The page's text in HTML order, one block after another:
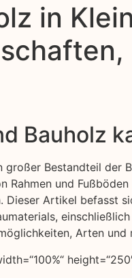
in
Bauholz
großer Bestandteil der
Rahmen und
Dieser Artikel befasst
Arten und